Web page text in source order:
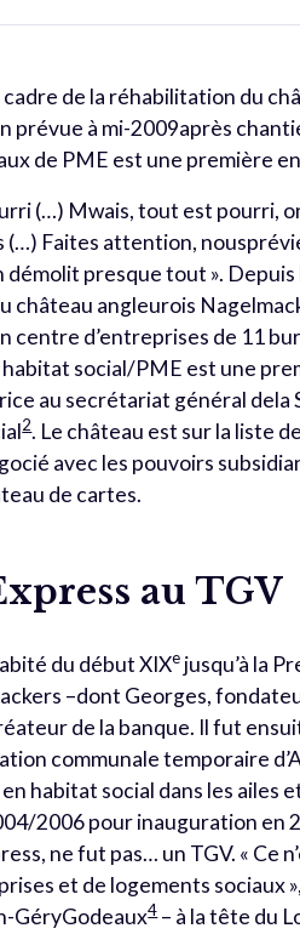
de la réhabilitation du
à mi-2009après
de PME est une première
(…) Mwais, tout est pourri,
(…) Faites attention,
démolit presque tout ».
château angleurois
centre d’entreprises de 11
habitat social/PME est une
au secrétariat général dela
2. Le château est sur la liste
avec les pouvoirs
de cartes.
au TGV
du début XIXe jusqu’à la
–dont Georges,
de la banque. Il fut
communale temporaire
habitat social dans les ailes
2006 pour inauguration en
ne fut pas… un TGV. « Ce
et de logements sociaux
GéryGodeaux4– à la tête du